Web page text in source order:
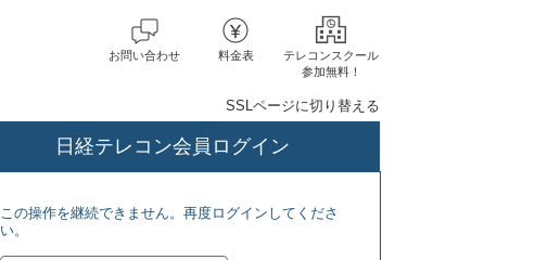
お問い合わせ 料金表
テレコンスクール
参加無料！
SSLページに切り替える
日経テレコン会員ログイン
この操作を継続できません。再度ログインしてくださ
い。